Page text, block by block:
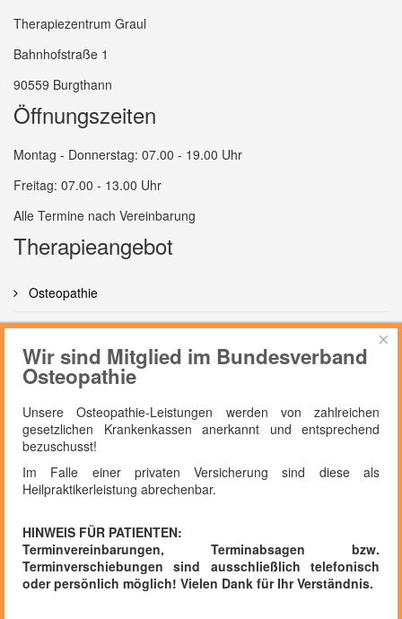
Therapiezentrum Graul
Bahnhofstraße 1
90559 Burgthann
Öffnungszeiten
Montag - Donnerstag: 07.00 - 19.00 Uhr
Freitag: 07.00 - 13.00 Uhr
Alle Termine nach Vereinbarung
Therapieangebot
Osteopathie
Manuelle Therapie
Krankengymnastik
Manuelle Lymphdrainage
2018 | Therapiezentrum Graul - Praxis für Physiotherapie und
Osteopathie
XB33T21
×
Wir sind Mitglied im Bundesverband
Osteopathie
Unsere Osteopathie-Leistungen werden von zahlreichen
gesetzlichen Krankenkassen anerkannt und entsprechend
bezuschusst!
Im Falle einer privaten Versicherung sind diese als
Heilpraktikerleistung abrechenbar.
HINWEIS FÜR PATIENTEN:
Terminvereinbarungen, Terminabsagen bzw.
Terminverschiebungen sind ausschließlich telefonisch
oder persönlich möglich! Vielen Dank für Ihr Verständnis.